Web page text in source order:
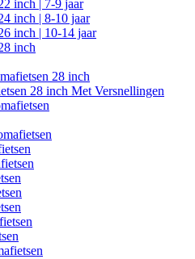
inch | 7-9 jaar
inch | 8-10 jaar
inch | 10-14 jaar
inch
28 inch
28 inch Met Versnellingen